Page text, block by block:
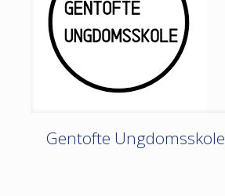
Gentofte Ungdomsskole